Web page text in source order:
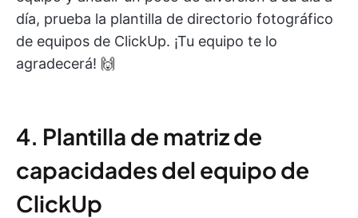
día, prueba la plantilla de directorio fotográfico
de equipos de ClickUp. ¡Tu equipo te lo
agradecerá! 🙌
4. Plantilla de matriz de
capacidades del equipo de
ClickUp